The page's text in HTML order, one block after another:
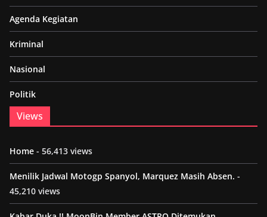
Agenda Kegiatan
Kriminal
Nasional
Politik
Views
Home - 56,413 views
Menilik Jadwal Motogp Spanyol, Marquez Masih Absen. -
45,210 views